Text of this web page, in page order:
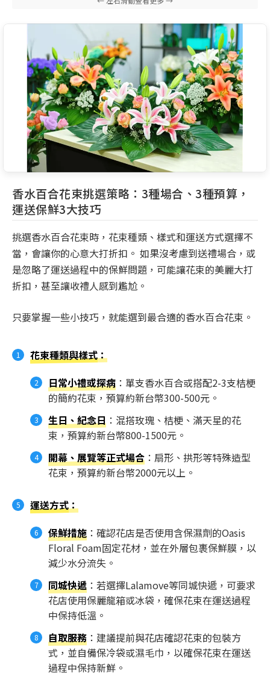
香水百合花束挑選策略：3種場合、3種預算，
運送保鮮3大技巧
挑選香水百合花束時，花束種類、樣式和運送方式選擇不
當，會讓你的心意大打折扣。 如果沒考慮到送禮場合，或
是忽略了運送過程中的保鮮問題，可能讓花束的美麗大打
折扣，甚至讓收禮人感到尷尬。
只要掌握一些小技巧，就能選到最合適的香水百合花束。
花束種類與樣式：
日常小禮或探病 ：單支香水百合或搭配2-3支桔梗
的簡約花束，預算約新台幣300-500元。
生日、紀念日 ：混搭玫瑰、桔梗、滿天星的花
束，預算約新台幣800-1500元。
開幕、展覽等正式場合 ：扇形、拱形等特殊造型
花束，預算約新台幣2000元以上。
運送方式：
保鮮措施 ：確認花店是否使用含保濕劑的Oasis
Floral Foam固定花材，並在外層包裹保鮮膜，以
減少水分流失。
同城快遞 ：若選擇Lalamove等同城快遞，可要求
花店使用保麗龍箱或冰袋，確保花束在運送過程
中保持低溫。
自取服務 ：建議提前與花店確認花束的包裝方
式，並自備保冷袋或濕毛巾，以確保花束在運送
過程中保持新鮮。